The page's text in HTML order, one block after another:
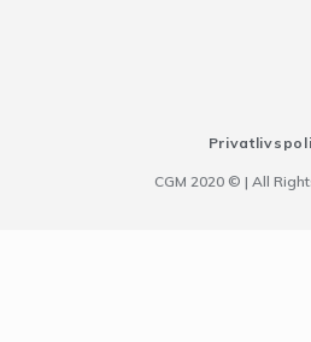
CGM 2020 ©​ | All